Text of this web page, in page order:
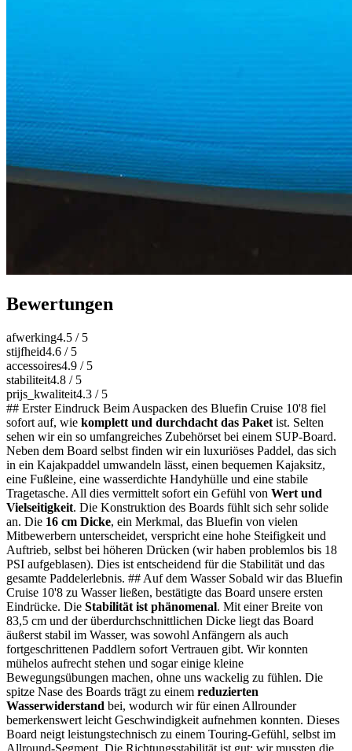
Bewertungen
afwerking4.5 / 5
stijfheid4.6 / 5
accessoires4.9 / 5
stabiliteit4.8 / 5
prijs_kwaliteit4.3 / 5
## Erster Eindruck Beim Auspacken des Bluefin Cruise 10'8 fiel
sofort auf, wie komplett und durchdacht das Paket ist. Selten
sehen wir ein so umfangreiches Zubehörset bei einem SUP-Board.
Neben dem Board selbst finden wir ein luxuriöses Paddel, das sich
in ein Kajakpaddel umwandeln lässt, einen bequemen Kajaksitz,
eine Fußleine, eine wasserdichte Handyhülle und eine stabile
Tragetasche. All dies vermittelt sofort ein Gefühl von Wert und
Vielseitigkeit. Die Konstruktion des Boards fühlt sich sehr solide
an. Die 16 cm Dicke, ein Merkmal, das Bluefin von vielen
Mitbewerbern unterscheidet, verspricht eine hohe Steifigkeit und
Auftrieb, selbst bei höheren Drücken (wir haben problemlos bis 18
PSI aufgeblasen). Dies ist entscheidend für die Stabilität und das
gesamte Paddelerlebnis. ## Auf dem Wasser Sobald wir das Bluefin
Cruise 10'8 zu Wasser ließen, bestätigte das Board unsere ersten
Eindrücke. Die Stabilität ist phänomenal. Mit einer Breite von
83,5 cm und der überdurchschnittlichen Dicke liegt das Board
äußerst stabil im Wasser, was sowohl Anfängern als auch
fortgeschrittenen Paddlern sofort Vertrauen gibt. Wir konnten
mühelos aufrecht stehen und sogar einige kleine
Bewegungsübungen machen, ohne uns wackelig zu fühlen. Die
spitze Nase des Boards trägt zu einem reduzierten
Wasserwiderstand bei, wodurch wir für einen Allrounder
bemerkenswert leicht Geschwindigkeit aufnehmen konnten. Dieses
Board neigt leistungstechnisch zu einem Touring-Gefühl, selbst im